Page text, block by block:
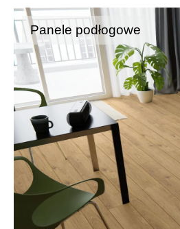
Panele podłogowe